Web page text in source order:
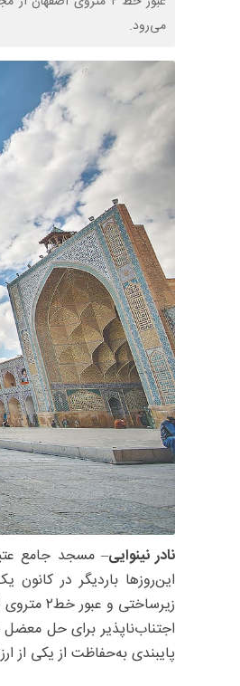
می‌رود.
نادر نینوایی
این‌روزها باردیگر در
اجتناب‌ناپذیر برای حل
پایبندی به‌حفاظت از یکی از